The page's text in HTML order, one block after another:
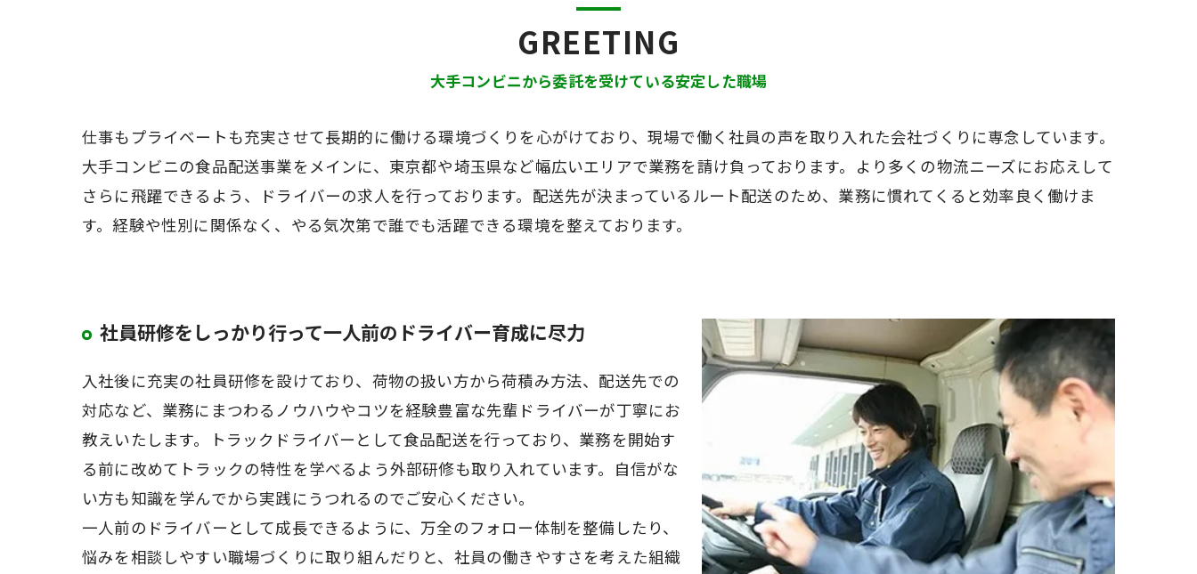
大手コンビニから委託を受けている安定した職場
GREETING
仕事もプライベートも充実させて長期的に働ける環境づくりを心がけており、現場で働く社員の声を取り入れた会社づくりに専念しています。
大手コンビニの食品配送事業をメインに、東京都や埼玉県など幅広いエリアで業務を請け負っております。より多くの物流ニーズにお応えして
さらに飛躍できるよう、ドライバーの求人を行っております。配送先が決まっているルート配送のため、業務に慣れてくると効率良く働けま
す。経験や性別に関係なく、やる気次第で誰でも活躍できる環境を整えております。
社員研修をしっかり行って一人前のドライバー育成に尽力
入社後に充実の社員研修を設けており、荷物の扱い方から荷積み方法、配送先での
対応など、業務にまつわるノウハウやコツを経験豊富な先輩ドライバーが丁寧にお
教えいたします。トラックドライバーとして食品配送を行っており、業務を開始す
る前に改めてトラックの特性を学べるよう外部研修も取り入れています。自信がな
い方も知識を学んでから実践にうつれるのでご安心ください。
一人前のドライバーとして成長できるように、万全のフォロー体制を整備したり、
悩みを相談しやすい職場づくりに取り組んだりと、社員の働きやすさを考えた組織